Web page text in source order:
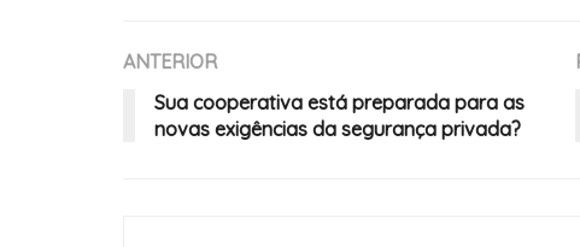
ANTERIOR
Sua cooperativa está preparada para as
novas exigências da segurança privada?